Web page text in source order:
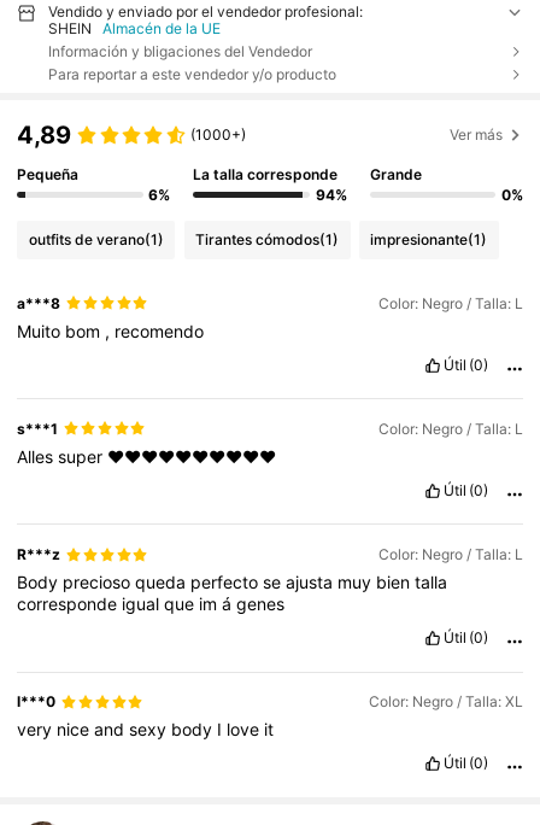
Vendido y enviado por el vendedor profesional:
SHEIN
Almacén de la UE
Información y bligaciones del Vendedor
Para reportar a este vendedor y/o producto
4,89 (1000+) Ver más
Pequeña
6%
La talla corresponde
94%
Grande
0%
outfits de verano(1) Tirantes cómodos(1) impresionante(1)
a***8 Color: Negro / Talla: L
Muito bom , recomendo
Útil (0)
s***1 Color: Negro / Talla: L
Allessuper ❤️❤️❤️❤️❤️❤️❤️❤️❤️❤️
Útil (0)
R***z Color: Negro / Talla: L
Body preciosoqueda perfectoseajusta muy bientalla
corresponde igualque imágenes
Útil (0)
l***0 Color: Negro / Talla: XL
very niceandsexy body I love it
Útil (0)